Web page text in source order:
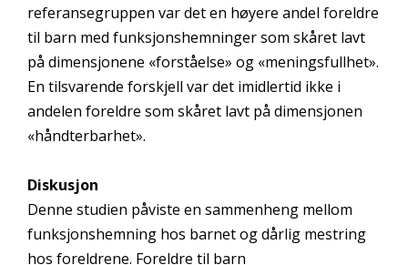
referansegruppen var det en høyere andel foreldre
til barn med funksjonshemninger som skåret lavt
på dimensjonene «forståelse» og «meningsfullhet».
En tilsvarende forskjell var det imidlertid ikke i
andelen foreldre som skåret lavt på dimensjonen
«håndterbarhet».
Diskusjon
Denne studien påviste en sammenheng mellom
funksjonshemning hos barnet og dårlig mestring
hos foreldrene. Foreldre til barn